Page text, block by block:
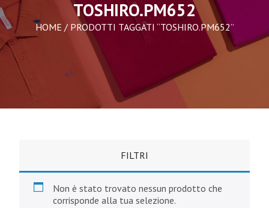
TOSHIRO.PM652
HOME / PRODOTTI TAGGATI “TOSHIRO.PM652”
FILTRI
Non è stato trovato nessun prodotto che
corrisponde alla tua selezione.